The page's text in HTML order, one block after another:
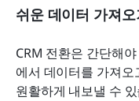
쉬운 데이터 가져
CRM 전환은 간단해
에서 데이터를 가져
원활하게 내보낼 수